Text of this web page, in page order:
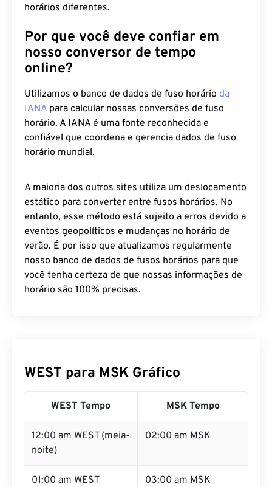
horários diferentes.
Por que você deve confiar em
nosso conversor de tempo
online?
Utilizamos o banco de dados de fuso horário da
IANA para calcular nossas conversões de fuso
horário. A IANA é uma fonte reconhecida e
confiável que coordena e gerencia dados de fuso
horário mundial.
A maioria dos outros sites utiliza um deslocamento
estático para converter entre fusos horários. No
entanto, esse método está sujeito a erros devido a
eventos geopolíticos e mudanças no horário de
verão. É por isso que atualizamos regularmente
nosso banco de dados de fusos horários para que
você tenha certeza de que nossas informações de
horário são 100% precisas.
WEST para MSK Gráfico
WEST Tempo MSK Tempo
12:00 am WEST (meia-
noite)
02:00 am MSK
01:00 am WEST 03:00 am MSK